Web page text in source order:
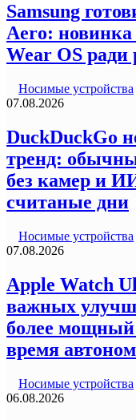
Samsung
Aero: новинка
Wear OS ради
Носимые устройства
07.08.2026
DuckDuckGo
тренд:
без камер и
считаные дни
Носимые устройства
07.08.2026
Apple Watch
важных
более мощный
время
Носимые устройства
06.08.2026